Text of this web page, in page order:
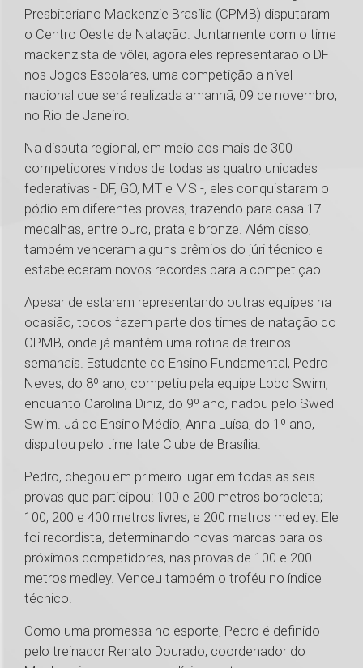
Presbiteriano Mackenzie Brasília (CPMB) disputaram
o Centro Oeste de Natação. Juntamente com o time
mackenzista de vôlei, agora eles representarão o DF
nos Jogos Escolares, uma competição a nível
nacional que será realizada amanhã, 09 de novembro,
no Rio de Janeiro.
Na disputa regional, em meio aos mais de 300
competidores vindos de todas as quatro unidades
federativas - DF, GO, MT e MS -, eles conquistaram o
pódio em diferentes provas, trazendo para casa 17
medalhas, entre ouro, prata e bronze. Além disso,
também venceram alguns prêmios do júri técnico e
estabeleceram novos recordes para a competição.
Apesar de estarem representando outras equipes na
ocasião, todos fazem parte dos times de natação do
CPMB, onde já mantém uma rotina de treinos
semanais. Estudante do Ensino Fundamental, Pedro
Neves, do 8º ano, competiu pela equipe Lobo Swim;
enquanto Carolina Diniz, do 9º ano, nadou pelo Swed
Swim. Já do Ensino Médio, Anna Luísa, do 1º ano,
disputou pelo time Iate Clube de Brasília.
Pedro, chegou em primeiro lugar em todas as seis
provas que participou: 100 e 200 metros borboleta;
100, 200 e 400 metros livres; e 200 metros medley. Ele
foi recordista, determinando novas marcas para os
próximos competidores, nas provas de 100 e 200
metros medley. Venceu também o troféu no índice
técnico.
Como uma promessa no esporte, Pedro é definido
pelo treinador Renato Dourado, coordenador do